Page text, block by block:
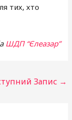
тих, хто
ШДП “Єлеазар”
Запис →